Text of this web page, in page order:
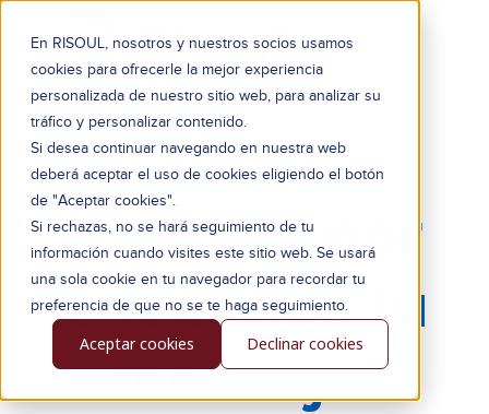
En RISOUL, nosotros y nuestros socios usamos
cookies para ofrecerle la mejor experiencia
personalizada de nuestro sitio web, para analizar su
tráfico y personalizar contenido.
Si desea continuar navegando en nuestra web
deberá aceptar el uso de cookies eligiendo el botón
de "Aceptar cookies".
Si rechazas, no se hará seguimiento de tu
información cuando visites este sitio web. Se usará
una sola cookie en tu navegador para recordar tu
preferencia de que no se te haga seguimiento.
Aceptar cookies Declinar cookies
¡Gracias por
enviarnos tu
mensaje!